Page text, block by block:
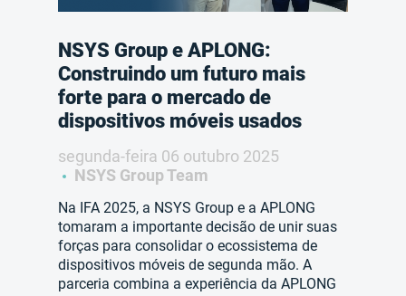
NSYS Group e APLONG:
Construindo um futuro mais
forte para o mercado de
dispositivos móveis usados
segunda-feira 06 outubro 2025
NSYS Group Team
Na IFA 2025, a NSYS Group e a APLONG
tomaram a importante decisão de unir suas
forças para consolidar o ecossistema de
dispositivos móveis de segunda mão. A
parceria combina a experiência da APLONG